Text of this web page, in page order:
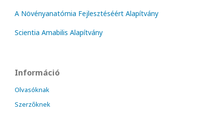
A Növényanatómia Fejlesztéséért Alapítvány
Scientia Amabilis Alapítvány
Információ
Olvasóknak
Szerzőknek